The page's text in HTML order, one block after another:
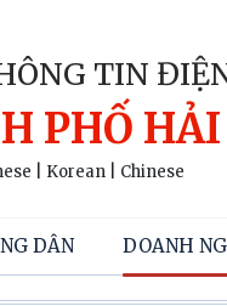
TIN
PHỐ HẢI
Korean Chinese
DÂN DOANH